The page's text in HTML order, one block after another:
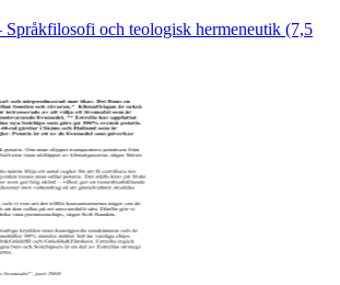
och teologisk hermeneutik (7,5